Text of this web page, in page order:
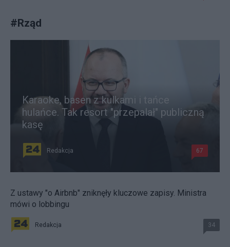
#Rząd
Karaoke, basen z kulkami i tańce
hulańce. Tak resort "przepalał" publiczną
kasę
Redakcja 67
Z ustawy "o Airbnb" zniknęły kluczowe zapisy. Ministra
mówi o lobbingu
Redakcja 34